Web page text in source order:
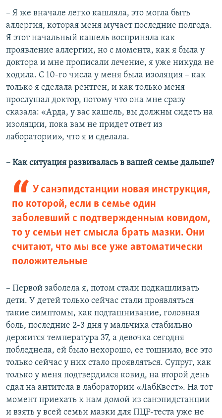
– Я же вначале легко кашляла, это могла быть
аллергия, которая меня мучает последние полгода.
Я этот начальный кашель восприняла как
проявление аллергии, но с момента, как я была у
доктора и мне прописали лечение, я уже никуда не
ходила. С 10-го числа у меня была изоляция – как
только я сделала рентген, и как только меня
прослушал доктор, потому что она мне сразу
сказала: «Арда, у вас кашель, вы должны сидеть на
изоляции, пока вам не придет ответ из
лаборатории», что я и сделала.
– Как ситуация развивалась в вашей семье дальше?
У санэпидстанции новая инструкция,
по которой, если в семье один
заболевший с подтвержденным ковидом,
то у семьи нет смысла брать мазки. Они
считают, что мы все уже автоматически
положительные
– Первой заболела я, потом стали подкашливать
дети. У детей только сейчас стали проявляться
такие симптомы, как подташнивание, головная
боль, последние 2-3 дня у мальчика стабильно
держится температура 37, а девочка сегодня
побледнела, ей было нехорошо, ее тошнило, все это
только сейчас у них стало проявляться. Супруг, как
только у меня подтвердился ковид, на второй день
сдал на антитела в лаборатории «ЛабКвест». На тот
момент приехать к нам домой из санэпидстанции
и взять у всей семьи мазки для ПЦР-теста уже не